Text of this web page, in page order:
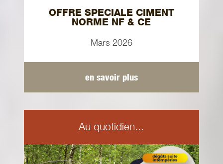
OFFRE SPECIALE CIMENT
NORME NF & CE
Mars 2026
en savoir plus
Au quotidien...